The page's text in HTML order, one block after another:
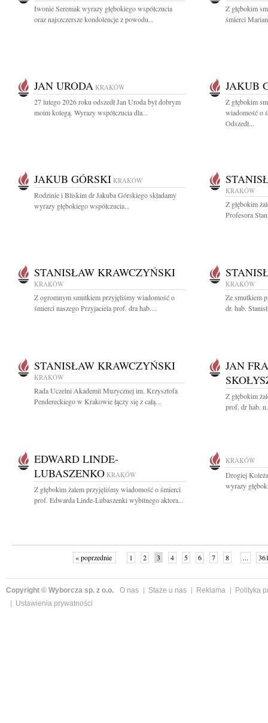
Iwonie Seremak wyrazy głębokiego współczucia
oraz najszczersze kondolencje z powodu...
Z głębokim
śmierci
JAN URODA KRAKÓW
27 lutego 2026 roku odszedł Jan Uroda był dobrym
moim kolegą. Wyrazy współczucia dla...
JAKUB
Z głębokim
wiadomość o
Odszedł...
JAKUB GÓRSKI KRAKÓW
Rodzinie i Bliskim dr Jakuba Górskiego składamy
wyrazy głębokiego współczucia...
KRAKÓW
Z głębokim
Profesora
STANISŁAW KRAWCZYŃSKI
KRAKÓW
Z ogromnym smutkiem przyjęliśmy wiadomość o
śmierci naszego Przyjaciela prof. dra hab....
KRAKÓW
Ze smutkiem
dr. hab.
STANISŁAW KRAWCZYŃSKI
KRAKÓW
Rada Uczelni Akademii Muzycznej im. Krzysztofa
Pendereckiego w Krakowie łączy się z całą...
JAN
Z głębokim
prof. dr hab.
EDWARD LINDE-
LUBASZENKO KRAKÓW
Z głębokim żalem przyjęliśmy wiadomość o śmierci
prof. Edwarda Linde-Lubaszenki wybitnego aktora...
KRAKÓW
Drogiej
wyrazy
« poprzednie 1 2 3 4 5 6 7 8 ...
Copyright © Wyborcza sp. z o.o. O nas Staże u nas Reklama
Polityka
Ustawienia prywatności